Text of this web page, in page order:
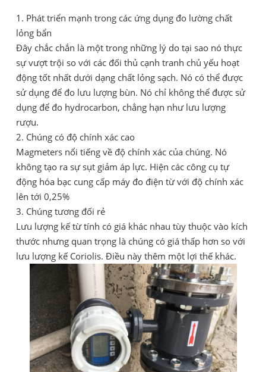
1. Phát triển mạnh trong các ứng dụng đo lường chất
lỏng bẩn
Đây chắc chắn là một trong những lý do tại sao nó thực
sự vượt trội so với các đối thủ cạnh tranh chủ yếu hoạt
động tốt nhất dưới dạng chất lỏng sạch. Nó có thể được
sử dụng để đo lưu lượng bùn. Nó chỉ không thể được sử
dụng để đo hydrocarbon, chẳng hạn như lưu lượng
rượu.
2. Chúng có độ chính xác cao
Magmeters nổi tiếng về độ chính xác của chúng. Nó
không tạo ra sự sụt giảm áp lực. Hiện các công cụ tự
động hóa bạc cung cấp máy đo điện từ với độ chính xác
lên tới 0,25%
3. Chúng tương đối rẻ
Lưu lượng kế từ tính có giá khác nhau tùy thuộc vào kích
thước nhưng quan trọng là chúng có giá thấp hơn so với
lưu lượng kế Coriolis. Điều này thêm một lợi thế khác.